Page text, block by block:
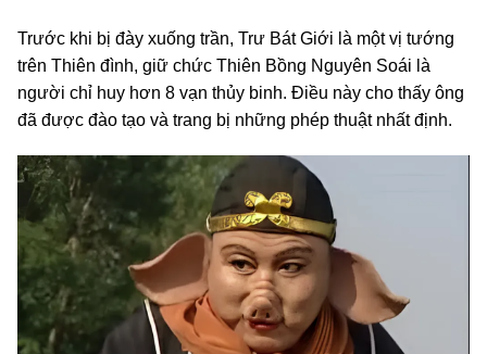
Trước khi bị đày xuống trần, Trư Bát Giới là một vị tướng
trên Thiên đình, giữ chức Thiên Bồng Nguyên Soái là
người chỉ huy hơn 8 vạn thủy binh. Điều này cho thấy ông
đã được đào tạo và trang bị những phép thuật nhất định.